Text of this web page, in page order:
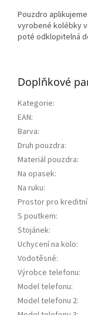
Pouzdro
vyrobené kolébky
poté odklopitelná
Doplňkové
Kategorie:
EAN:
Barva:
Druh pouzdra:
Materiál pouzdra:
Na opasek:
Na ruku:
Prostor pro
S poutkem:
Stojánek:
Uchycení na kolo:
Vodotěsné:
Výrobce telefonu:
Model telefonu:
Model telefonu 2: